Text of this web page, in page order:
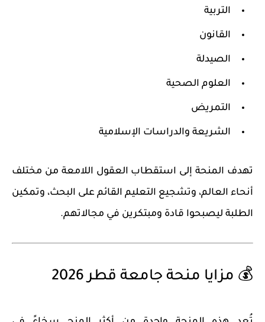
التربية
القانون
الصيدلة
العلوم الصحية
التمريض
الشريعة والدراسات الإسلامية
تهدف المنحة إلى استقطاب العقول اللامعة من مختلف
أنحاء العالم، وتشجيع التعليم القائم على البحث، وتمكين
الطلبة ليصبحوا قادة ومبتكرين في مجالاتهم.
💰 مزايا منحة جامعة قطر 2026